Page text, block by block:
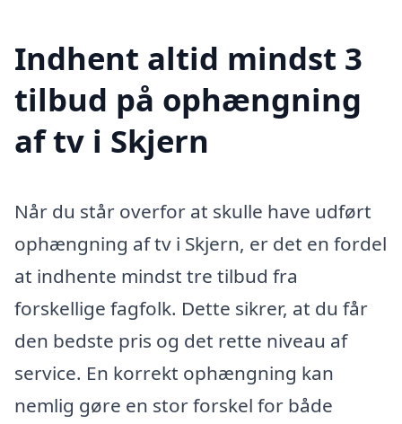
Indhent altid mindst 3
tilbud på ophængning
af tv i Skjern
Når du står overfor at skulle have udført
ophængning af tv i Skjern, er det en fordel
at indhente mindst tre tilbud fra
forskellige fagfolk. Dette sikrer, at du får
den bedste pris og det rette niveau af
service. En korrekt ophængning kan
nemlig gøre en stor forskel for både